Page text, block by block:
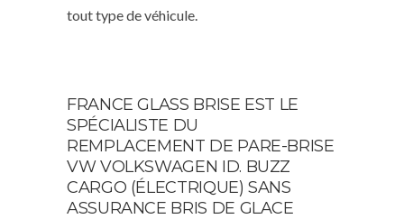
tout type de véhicule.
FRANCE GLASS BRISE EST LE
SPÉCIALISTE DU
REMPLACEMENT DE PARE-BRISE
VW VOLKSWAGEN ID. BUZZ
CARGO (ÉLECTRIQUE) SANS
ASSURANCE BRIS DE GLACE